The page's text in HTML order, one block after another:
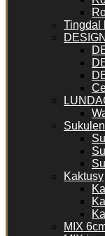
Tingdal
Kaktusy
MIX